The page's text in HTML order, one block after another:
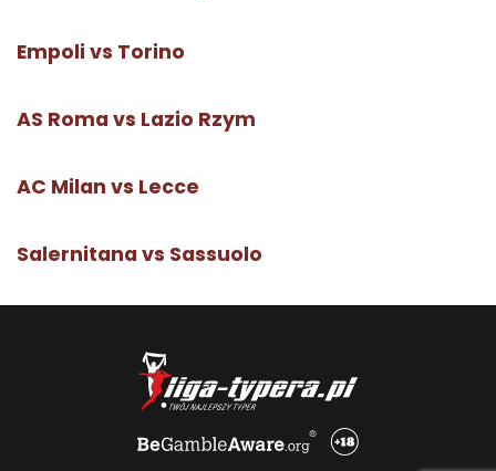
Empoli vs Torino
AS Roma vs Lazio Rzym
AC Milan vs Lecce
Salernitana vs Sassuolo